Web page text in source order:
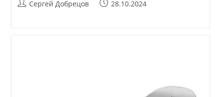
АвторСергей Добрецов
Запись28.10.2024